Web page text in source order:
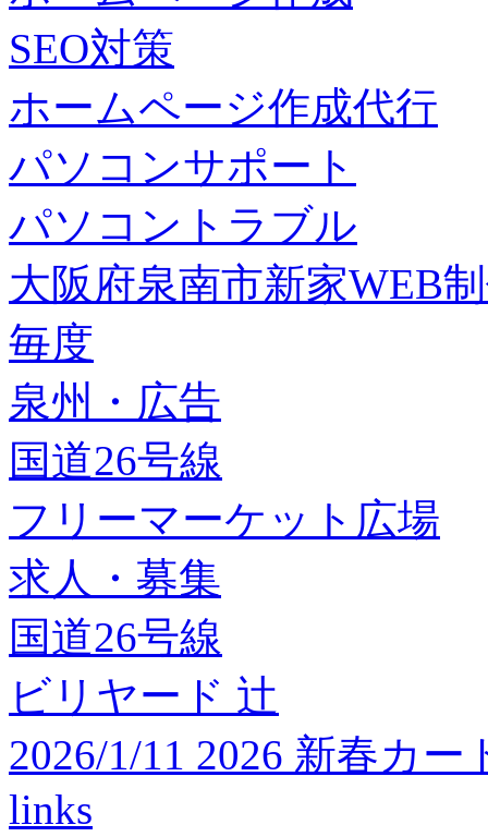
SEO対策
ホームページ作成代行
パソコンサポート
パソコントラブル
大阪府泉南市新家WEB
毎度
泉州・広告
国道26号線
フリーマーケット広場
求人・募集
国道26号線
ビリヤード 辻
2026/1/11 2026 新春カ
links